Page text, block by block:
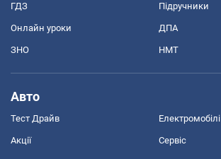
ГДЗ Підручники
Онлайн уроки ДПА
ЗНО НМТ
Авто
Тест Драйв Електромобілі
Акції Сервіс